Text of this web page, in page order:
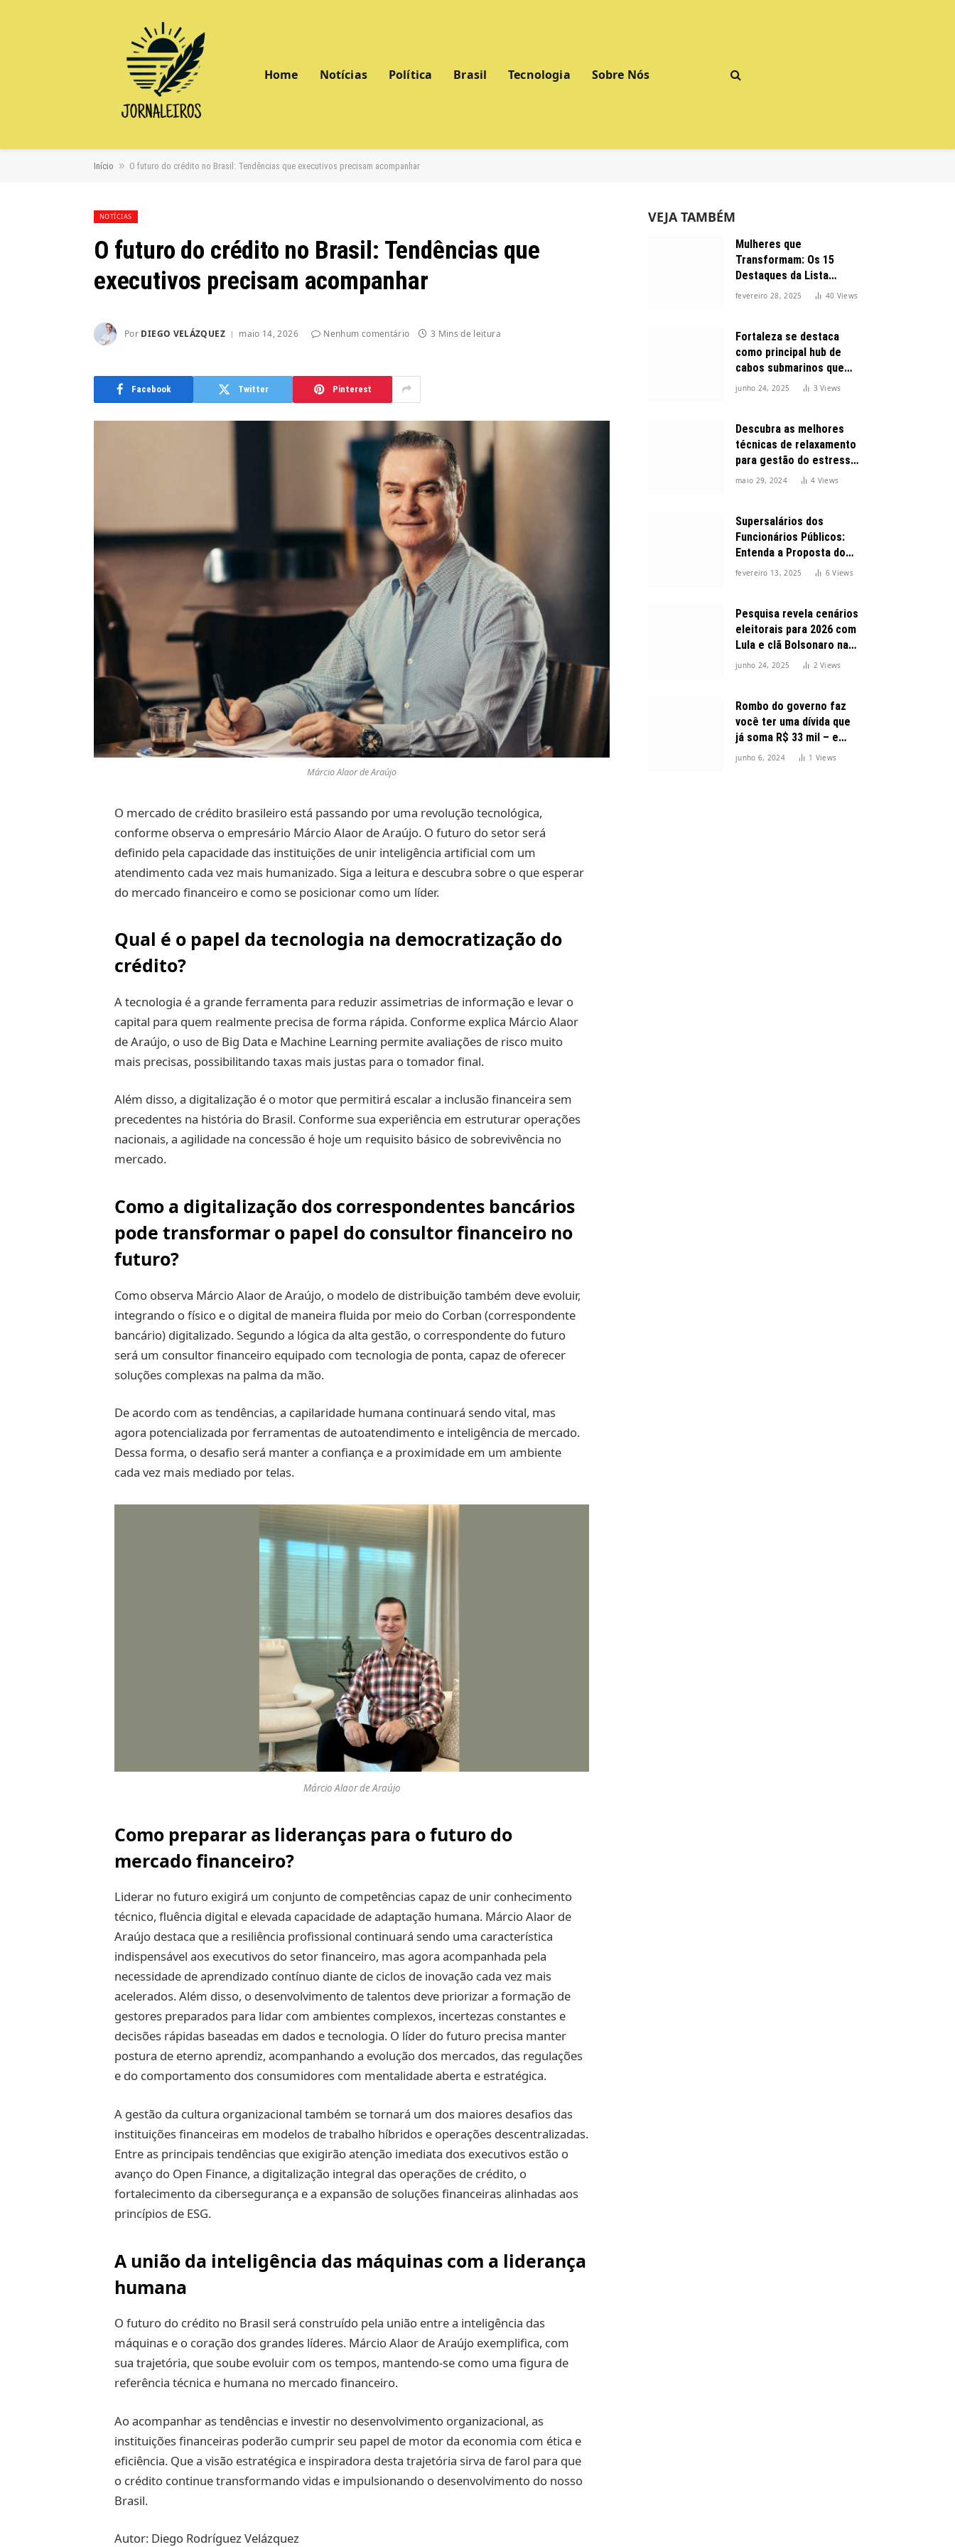
Home Notícias Política Brasil Tecnologia Sobre Nós
Início » O futuro do crédito no Brasil: Tendências que executivos precisam acompanhar
NOTÍCIAS
O futuro do crédito no Brasil: Tendências que
executivos precisam acompanhar
Por DIEGO VELÁZQUEZ maio 14, 2026 Nenhum comentário 3 Mins de leitura
Facebook Twitter Pinterest
Márcio Alaor de Araújo
O mercado de crédito brasileiro está passando por uma revolução tecnológica,
conforme observa o empresário Márcio Alaor de Araújo. O futuro do setor será
definido pela capacidade das instituições de unir inteligência artificial com um
atendimento cada vez mais humanizado. Siga a leitura e descubra sobre o que esperar
do mercado financeiro e como se posicionar como um líder.
Qual é o papel da tecnologia na democratização do
crédito?
A tecnologia é a grande ferramenta para reduzir assimetrias de informação e levar o
capital para quem realmente precisa de forma rápida. Conforme explica Márcio Alaor
de Araújo, o uso de Big Data e Machine Learning permite avaliações de risco muito
mais precisas, possibilitando taxas mais justas para o tomador final.
Além disso, a digitalização é o motor que permitirá escalar a inclusão financeira sem
precedentes na história do Brasil. Conforme sua experiência em estruturar operações
nacionais, a agilidade na concessão é hoje um requisito básico de sobrevivência no
mercado.
Como a digitalização dos correspondentes bancários
pode transformar o papel do consultor financeiro no
futuro?
Como observa Márcio Alaor de Araújo, o modelo de distribuição também deve evoluir,
integrando o físico e o digital de maneira fluida por meio do Corban (correspondente
bancário) digitalizado. Segundo a lógica da alta gestão, o correspondente do futuro
será um consultor financeiro equipado com tecnologia de ponta, capaz de oferecer
soluções complexas na palma da mão.
De acordo com as tendências, a capilaridade humana continuará sendo vital, mas
agora potencializada por ferramentas de autoatendimento e inteligência de mercado.
Dessa forma, o desafio será manter a confiança e a proximidade em um ambiente
cada vez mais mediado por telas.
Márcio Alaor de Araújo
Como preparar as lideranças para o futuro do
mercado financeiro?
Liderar no futuro exigirá um conjunto de competências capaz de unir conhecimento
técnico, fluência digital e elevada capacidade de adaptação humana. Márcio Alaor de
Araújo destaca que a resiliência profissional continuará sendo uma característica
indispensável aos executivos do setor financeiro, mas agora acompanhada pela
necessidade de aprendizado contínuo diante de ciclos de inovação cada vez mais
acelerados. Além disso, o desenvolvimento de talentos deve priorizar a formação de
gestores preparados para lidar com ambientes complexos, incertezas constantes e
decisões rápidas baseadas em dados e tecnologia. O líder do futuro precisa manter
postura de eterno aprendiz, acompanhando a evolução dos mercados, das regulações
e do comportamento dos consumidores com mentalidade aberta e estratégica.
A gestão da cultura organizacional também se tornará um dos maiores desafios das
instituições financeiras em modelos de trabalho híbridos e operações descentralizadas.
Entre as principais tendências que exigirão atenção imediata dos executivos estão o
avanço do Open Finance, a digitalização integral das operações de crédito, o
fortalecimento da cibersegurança e a expansão de soluções financeiras alinhadas aos
princípios de ESG.
A união da inteligência das máquinas com a liderança
humana
O futuro do crédito no Brasil será construído pela união entre a inteligência das
máquinas e o coração dos grandes líderes. Márcio Alaor de Araújo exemplifica, com
sua trajetória, que soube evoluir com os tempos, mantendo-se como uma figura de
referência técnica e humana no mercado financeiro.
Ao acompanhar as tendências e investir no desenvolvimento organizacional, as
instituições financeiras poderão cumprir seu papel de motor da economia com ética e
eficiência. Que a visão estratégica e inspiradora desta trajetória sirva de farol para que
o crédito continue transformando vidas e impulsionando o desenvolvimento do nosso
Brasil.
Autor: Diego Rodríguez Velázquez
VEJA TAMBÉM
Mulheres que
Transformam: Os 15
Destaques da Lista
Forbes 2025 no Brasil
fevereiro 28, 2025 40 Views
Fortaleza se destaca
como principal hub de
cabos submarinos que
conectam o Brasil ao
junho 24, 2025 3Views
Descubra as melhores
técnicas de relaxamento
para gestão do estresse
durante o dia
maio 29, 2024 4 Views
Supersalários dos
Funcionários Públicos:
Entenda a Proposta do
Governo para Limitar
fevereiro 13, 2025 6Views
Pesquisa revela cenários
eleitorais para 2026 com
Lula e clã Bolsonaro na
disputa presidencial
junho 24, 2025 2Views
Rombo do governo faz
você ter uma dívida que
já soma R$ 33 mil – e
cresceu 300%
junho 6, 2024 1 Views